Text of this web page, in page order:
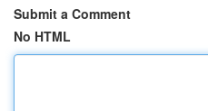
Submit a Comment
No HTML